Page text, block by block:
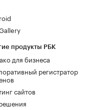
продукты РБК
для бизнеса
регистратор
сайтов